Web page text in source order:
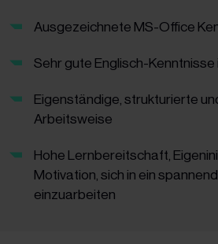
Ausgezeichnete MS-Office
Sehr gute Englisch-Kenntnisse
Eigenständige, strukturierte
Arbeitsweise
Hohe Lernbereitschaft,
Motivation, sich in ein
einzuarbeiten